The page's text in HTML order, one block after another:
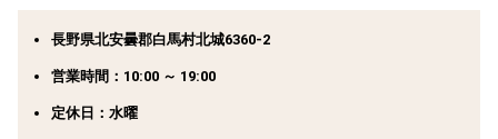
長野県北安曇郡白馬村北城6360-2
営業時間：10:00 ～ 19:00
定休日：水曜